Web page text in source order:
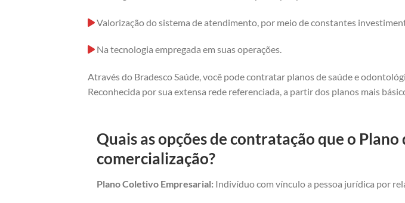
Valorização do sistema de atendimento, por meio de constantes
Na tecnologia empregada em suas operações.
Através do Bradesco Saúde, você pode contratar planos de saúde e
Reconhecida por sua extensa rede referenciada, a partir dos planos mais
Quais as opções de contratação que o
comercialização?
Plano Coletivo Empresarial: Indivíduo com vínculo a pessoa jurídica por